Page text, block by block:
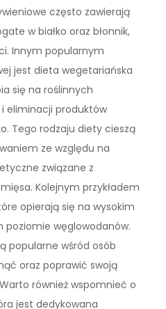
często zawierają
w białko oraz błonnik,
Innym popularnym
jest dieta wegetariańska
się na roślinnych
i eliminacji produktów
Tego rodzaju diety cieszą
ze względu na
związane z
Kolejnym przykładem
opierają się na wysokim
poziomie węglowodanów.
popularne wśród osób
oraz poprawić swoją
również wspomnieć o
jest dedykowana